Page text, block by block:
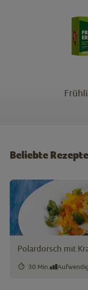
Beliebte Rezepte
Polardorsch mit
30 Min.